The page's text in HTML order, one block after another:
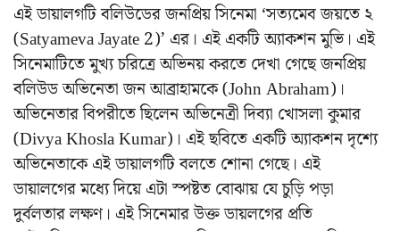
এই ডায়ালগটি বলিউডের জনপ্রিয় সিনেমা ‘সত্যমেব জয়তে ২
(Satyameva Jayate 2)’ এর। এই একটি অ্যাকশন মুভি। এই
সিনেমাটিতে মুখ্য চরিত্রে অভিনয় করতে দেখা গেছে জনপ্রিয়
বলিউড অভিনেতা জন আব্রাহামকে (John Abraham)।
অভিনেতার বিপরীতে ছিলেন অভিনেত্রী দিব্যা খোসলা কুমার
(Divya Khosla Kumar)। এই ছবিতে একটি অ্যাকশন দৃশ্যে
অভিনেতাকে এই ডায়ালগটি বলতে শোনা গেছে। এই
ডায়ালগের মধ্যে দিয়ে এটা স্পষ্টত বোঝায় যে চুড়ি পড়া
দুর্বলতার লক্ষণ। এই সিনেমার উক্ত ডায়লগের প্রতি